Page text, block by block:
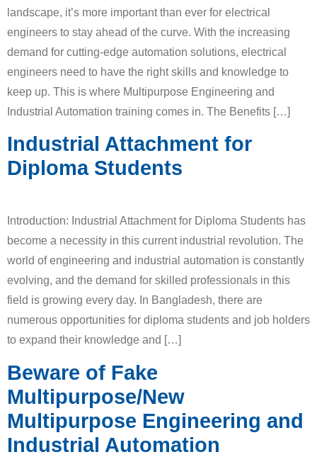
landscape, it’s more important than ever for electrical
engineers to stay ahead of the curve. With the increasing
demand for cutting-edge automation solutions, electrical
engineers need to have the right skills and knowledge to
keep up. This is where Multipurpose Engineering and
Industrial Automation training comes in. The Benefits […]
Industrial Attachment for
Diploma Students
Introduction: Industrial Attachment for Diploma Students has
become a necessity in this current industrial revolution. The
world of engineering and industrial automation is constantly
evolving, and the demand for skilled professionals in this
field is growing every day. In Bangladesh, there are
numerous opportunities for diploma students and job holders
to expand their knowledge and […]
Beware of Fake
Multipurpose/New
Multipurpose Engineering and
Industrial Automation